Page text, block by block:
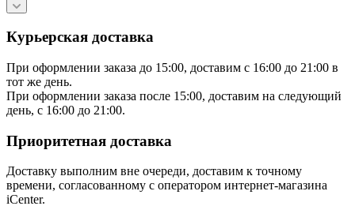
Курьерская доставка
При оформлении заказа до 15:00, доставим с 16:00 до 21:00 в
тот же день.
При оформлении заказа после 15:00, доставим на следующий
день, с 16:00 до 21:00.
Приоритетная доставка
Доставку выполним вне очереди, доставим к точному
времени, согласованному с оператором интернет-магазина
iCenter.